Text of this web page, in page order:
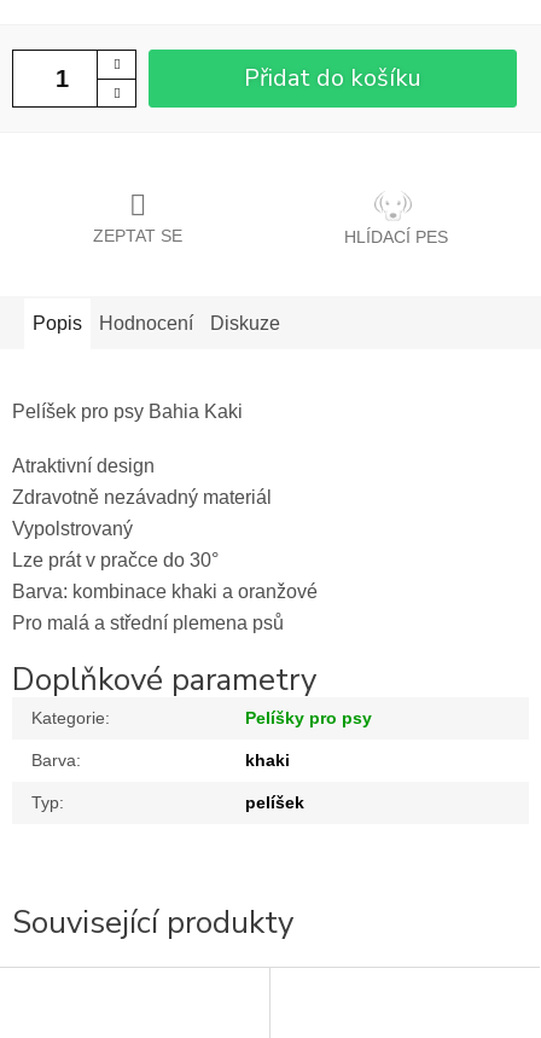
Přidat do košíku
ZEPTAT SE HLÍDACÍ PES
Související produkty
Popis Hodnocení Diskuze
Pelíšek pro psy Bahia Kaki
Atraktivní design
Zdravotně nezávadný materiál
Vypolstrovaný
Lze prát v pračce do 30°
Barva: kombinace khaki a oranžové
Pro malá a střední plemena psů
Doplňkové parametry
Kategorie: Pelíšky pro psy
Barva: khaki
Typ: pelíšek